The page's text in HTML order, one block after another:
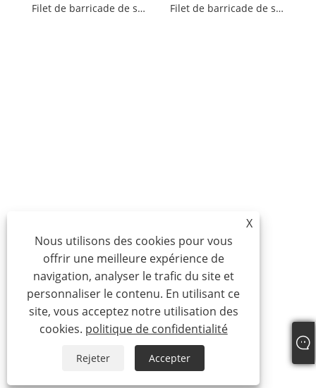
Filet de barricade de sécurité de construction orange en plastique Filet de barricade de sécurité pour échafaudage
X
Nous utilisons des cookies pour vous
offrir une meilleure expérience de
navigation, analyser le trafic du site et
personnaliser le contenu. En utilisant ce
site, vous acceptez notre utilisation des
cookies. politique de confidentialité
Rejeter Accepter